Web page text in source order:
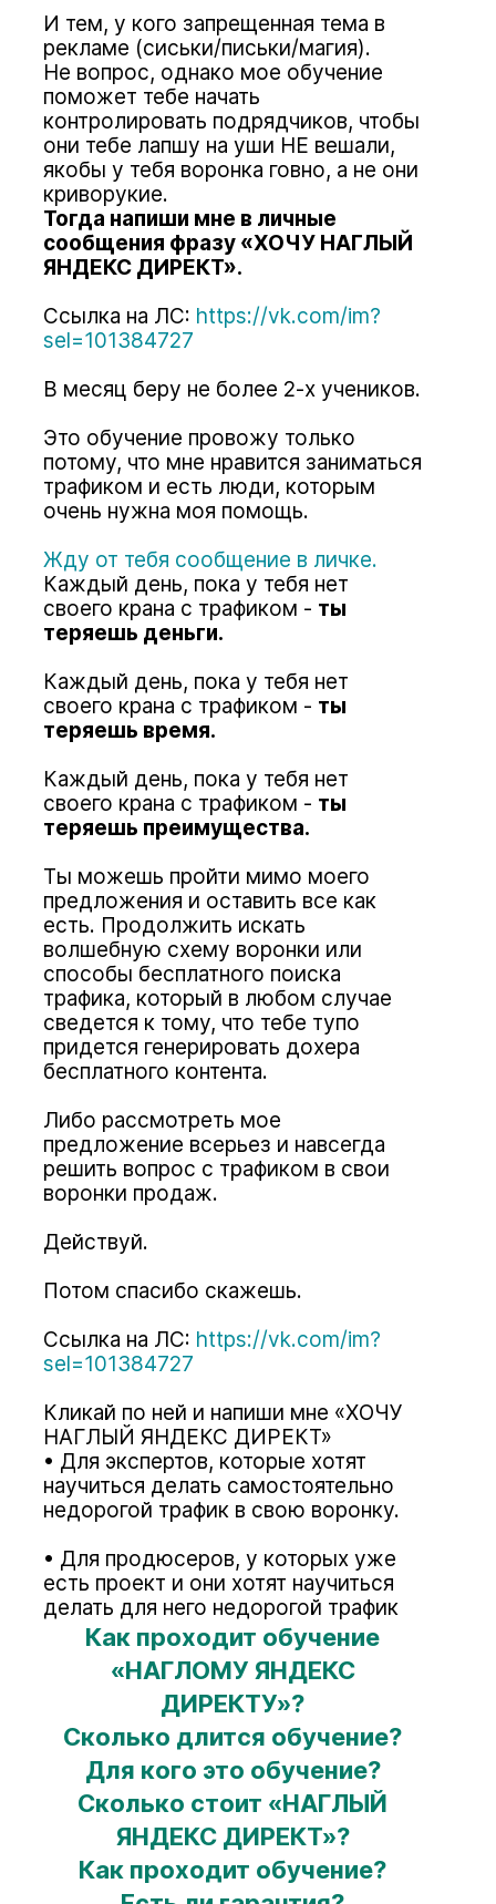
И тем, у кого запрещенная тема в
рекламе (сиськи/письки/магия).
Не вопрос, однако мое обучение
поможет тебе начать
контролировать подрядчиков, чтобы
они тебе лапшу на уши НЕ вешали,
якобы у тебя воронка говно, а не они
криворукие.
Тогда напиши мне в личные
сообщения фразу «ХОЧУ НАГЛЫЙ
ЯНДЕКС ДИРЕКТ».
Ссылка на ЛС: https://vk.com/im?
sel=101384727
В месяц беру не более 2-х учеников.
Это обучение провожу только
потому, что мне нравится заниматься
трафиком и есть люди, которым
очень нужна моя помощь.
Жду от тебя сообщение в личке.
Каждый день, пока у тебя нет
своего крана с трафиком - ты
теряешь деньги.
Каждый день, пока у тебя нет
своего крана с трафиком - ты
теряешь время.
Каждый день, пока у тебя нет
своего крана с трафиком - ты
теряешь преимущества.
Ты можешь пройти мимо моего
предложения и оставить все как
есть. Продолжить искать
волшебную схему воронки или
способы бесплатного поиска
трафика, который в любом случае
сведется к тому, что тебе тупо
придется генерировать дохера
бесплатного контента.
Либо рассмотреть мое
предложение всерьез и навсегда
решить вопрос с трафиком в свои
воронки продаж.
Действуй.
Потом спасибо скажешь.
Ссылка на ЛС: https://vk.com/im?
sel=101384727
Кликай по ней и напиши мне «ХОЧУ
НАГЛЫЙ ЯНДЕКС ДИРЕКТ»
Для экспертов, которые хотят
научиться делать самостоятельно
недорогой трафик в свою воронку.
Для продюсеров, у которых уже
есть проект и они хотят научиться
делать для него недорогой трафик
Как проходит обучение
«НАГЛОМУ ЯНДЕКС
ДИРЕКТУ»?
Сколько длится обучение?
Для кого это обучение?
Сколько стоит «НАГЛЫЙ
ЯНДЕКС ДИРЕКТ»?
Как проходит обучение?